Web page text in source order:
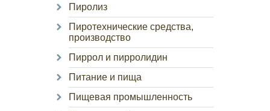
Пиролиз
Пиротехнические средства,
производство
Пиррол и пирролидин
Питание и пища
Пищевая промышленность